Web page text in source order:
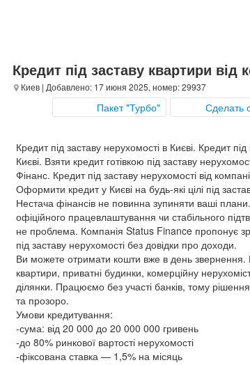
Кредит під заставу квартири від
Киев | Добавлено: 17 июня 2025, номер: 29937
Пакет "Турбо" Сделать
Кредит під заставу нерухомості в Києві. Кредит
Києві. Взяти кредит готівкою під заставу
Фінанс. Кредит під заставу нерухомості від
Оформити кредит у Києві на будь-які цілі під
Нестача фінансів не повинна зупиняти ваші
офіційного працевлаштування чи стабільного
не проблема. Компанія Status Finance пропонує
під заставу нерухомості без довідки про доходи.
Ви можете отримати кошти вже в день звернення.
квартири, приватні будинки, комерційну
ділянки. Працюємо без участі банків, тому
та прозоро.
Умови кредитування:
-сума: від 20 000 до 20 000 000 гривень
-до 80% ринкової вартості нерухомості
-фіксована ставка — 1,5% на місяць